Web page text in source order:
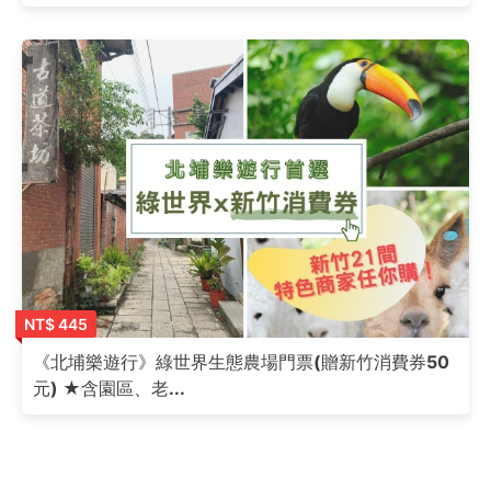
NT$ 445
《北埔樂遊行》綠世界生態農場門票(贈新竹消費券50
元) ★含園區、老...